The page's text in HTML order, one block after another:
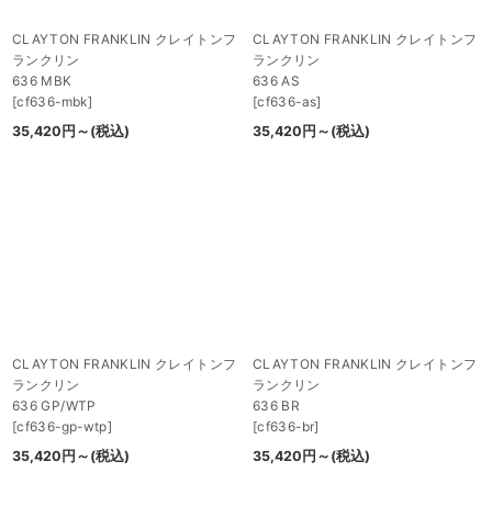
CLAYTON FRANKLIN クレイトンフ
ランクリン
636 MBK
[cf636-mbk]
35,420 円 ～ (税込)
CLAYTON FRANKLIN クレイトンフ
ランクリン
636 AS
[cf636-as]
35,420 円 ～ (税込)
CLAYTON FRANKLIN クレイトンフ
ランクリン
636 GP/WTP
[cf636-gp-wtp]
35,420 円 ～ (税込)
CLAYTON FRANKLIN クレイトンフ
ランクリン
636 BR
[cf636-br]
35,420 円 ～ (税込)